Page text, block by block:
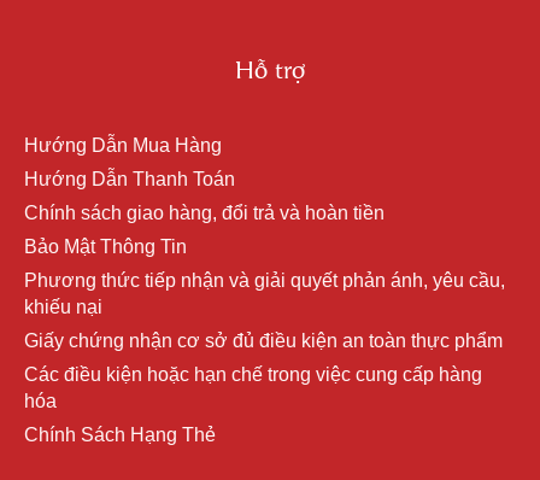
Hỗ trợ
Hướng Dẫn Mua Hàng
Hướng Dẫn Thanh Toán
Chính sách giao hàng, đổi trả và hoàn tiền
Bảo Mật Thông Tin
Phương thức tiếp nhận và giải quyết phản ánh, yêu cầu,
khiếu nại
Giấy chứng nhận cơ sở đủ điều kiện an toàn thực phẩm
Các điều kiện hoặc hạn chế trong việc cung cấp hàng
hóa
Chính Sách Hạng Thẻ